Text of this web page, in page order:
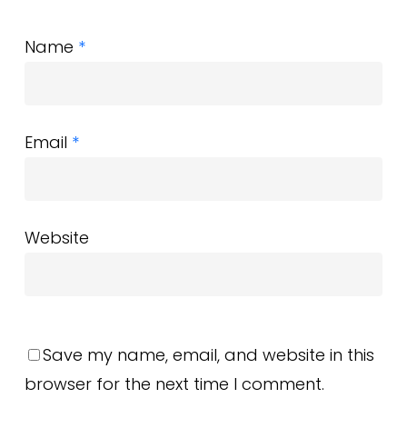
Name *
Email *
Website
Save my name, email, and website in this
browser for the next time I comment.